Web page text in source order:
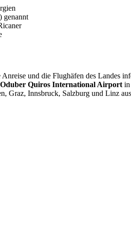
genannt
und die Flughäfen des Landes
Quiros International Airport in
Graz, Innsbruck, Salzburg und Linz